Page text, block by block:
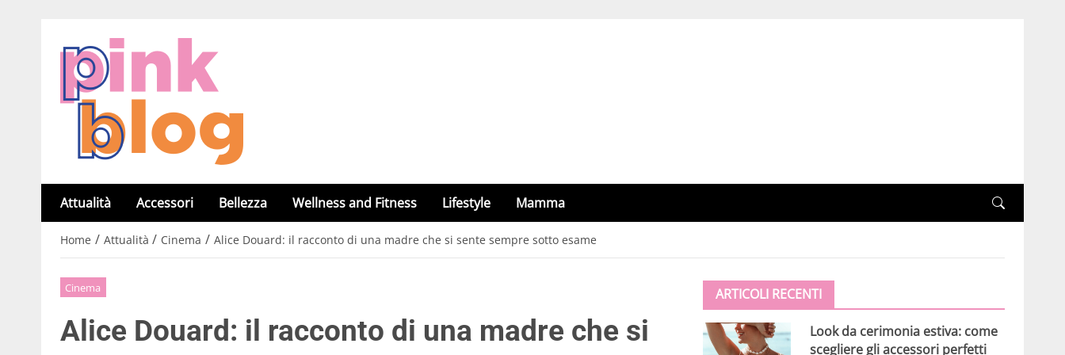
Attualità Accessori Bellezza Wellness and Fitness Lifestyle Mamma
Home / Attualità / Cinema / Alice Douard: il racconto di una madre che si sente sempre sotto esame
Cinema
Alice Douard: il racconto di una madre che si
ARTICOLI RECENTI
Look da cerimonia estiva: come
scegliere gli accessori perfetti